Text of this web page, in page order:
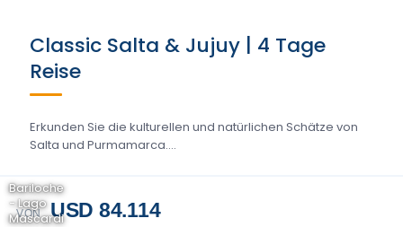
Classic Salta & Jujuy | 4 Tage
Reise
Erkunden Sie die kulturellen und natürlichen Schätze von
Salta und Purmamarca....
VON USD 84.114
Bariloche
- Lago
Mascardi